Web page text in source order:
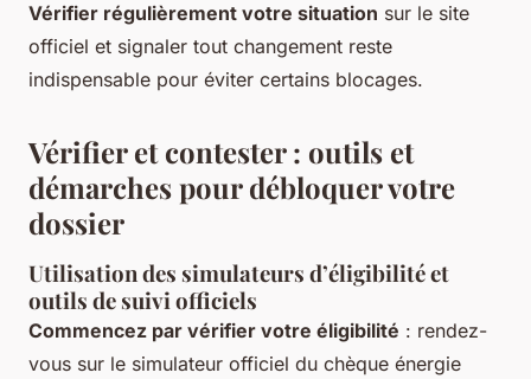
Vérifier régulièrement votre situation sur le site
officiel et signaler tout changement reste
indispensable pour éviter certains blocages.
Vérifier et contester : outils et
démarches pour débloquer votre
dossier
Utilisation des simulateurs d’éligibilité et
outils de suivi officiels
Commencez par vérifier votre éligibilité : rendez-
vous sur le simulateur officiel du chèque énergie